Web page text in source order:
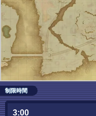
制限時間
3:00